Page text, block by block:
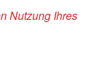
Nutzung Ihres